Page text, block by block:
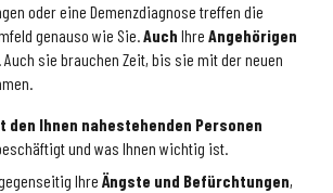
oder eine Demenzdiagnose treffen die
genauso wie Sie.Auch IhreAngehörigen
sie brauchen Zeit, bis sie mit der neuen
den Ihnen nahestehenden Personen
und was Ihnen wichtig ist.
IhreÄngste und Befürchtungen,